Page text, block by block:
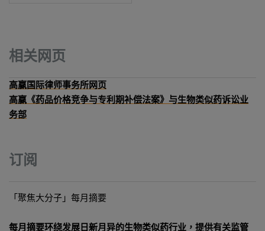
相关网页
高赢国际律师事务所网页
高赢《药品价格竞争与专利期补偿法案》与生物类似药诉讼业
务部
订阅
「聚焦大分子」每月摘要
每月摘要环绕发展日新月异的生物类似药行业，提供有关监管